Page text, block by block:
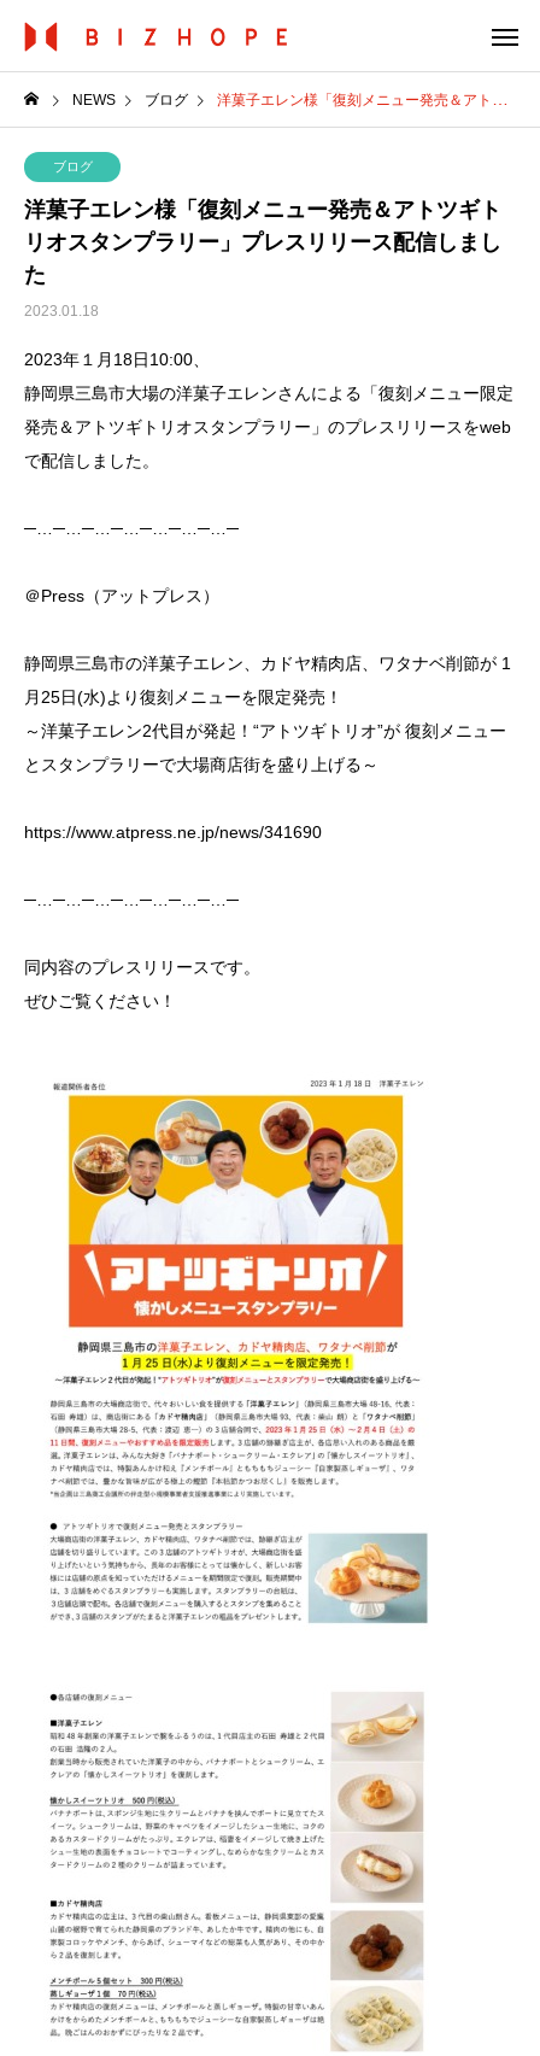
NEWS ブログ 洋菓子エレン様「復刻メニュー発売＆アトツギトリオスタンプラリー」プレスリリース配信しました
ブログ
洋菓子エレン様「復刻メニュー発売＆アトツギト
リオスタンプラリー」プレスリリース配信しまし
た
2023.01.18
2023年１月18日10:00、
静岡県三島市大場の洋菓子エレンさんによる「復刻メニュー限定
発売＆アトツギトリオスタンプラリー」のプレスリリースをweb
で配信しました。
─…─…─…─…─…─…─…─
＠Press（アットプレス）
静岡県三島市の洋菓子エレン、カドヤ精肉店、ワタナベ削節が 1
月25日(水)より復刻メニューを限定発売！
～洋菓子エレン2代目が発起！“アトツギトリオ”が 復刻メニュー
とスタンプラリーで大場商店街を盛り上げる～
https://www.atpress.ne.jp/news/341690
─…─…─…─…─…─…─…─
同内容のプレスリリースです。
ぜひご覧ください！